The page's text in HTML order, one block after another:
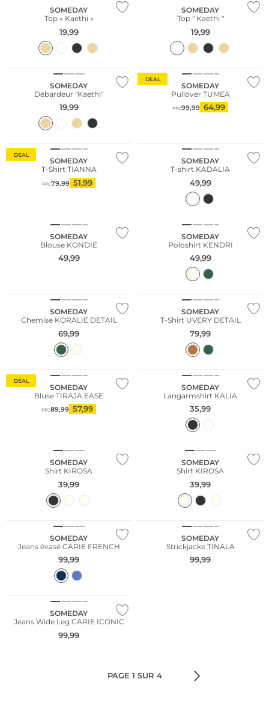
SOMEDAY
Top « Kaethi »
19,99
SOMEDAY
Top " Kaethi "
19,99
SOMEDAY
Débardeur "Kaethi"
19,99
DEAL
SOMEDAY
Pullover TUMEA
PPC99,99 64,99
DEAL
SOMEDAY
T-Shirt TIANNA
PPC79,99 51,99
SOMEDAY
T-shirt KADALIA
49,99
SOMEDAY
Blouse KONDIE
49,99
SOMEDAY
Poloshirt KENDRI
49,99
SOMEDAY
Chemise KORALIE DETAIL
69,99
SOMEDAY
T-Shirt UVERY DETAIL
79,99
DEAL
SOMEDAY
Bluse TIRAJA EASE
PPC89,99 57,99
SOMEDAY
Langarmshirt KALIA
35,99
SOMEDAY
Shirt KIROSA
39,99
SOMEDAY
Shirt KIROSA
39,99
SOMEDAY
Jeans évasé CARIE FRENCH
99,99
SOMEDAY
Strickjacke TINALA
99,99
SOMEDAY
Jeans Wide Leg CARIE ICONIC
99,99
PAGE 1 SUR 4